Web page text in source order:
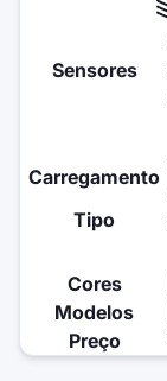
Sensores
Carregamento
Tipo
Cores
Modelos
Preço